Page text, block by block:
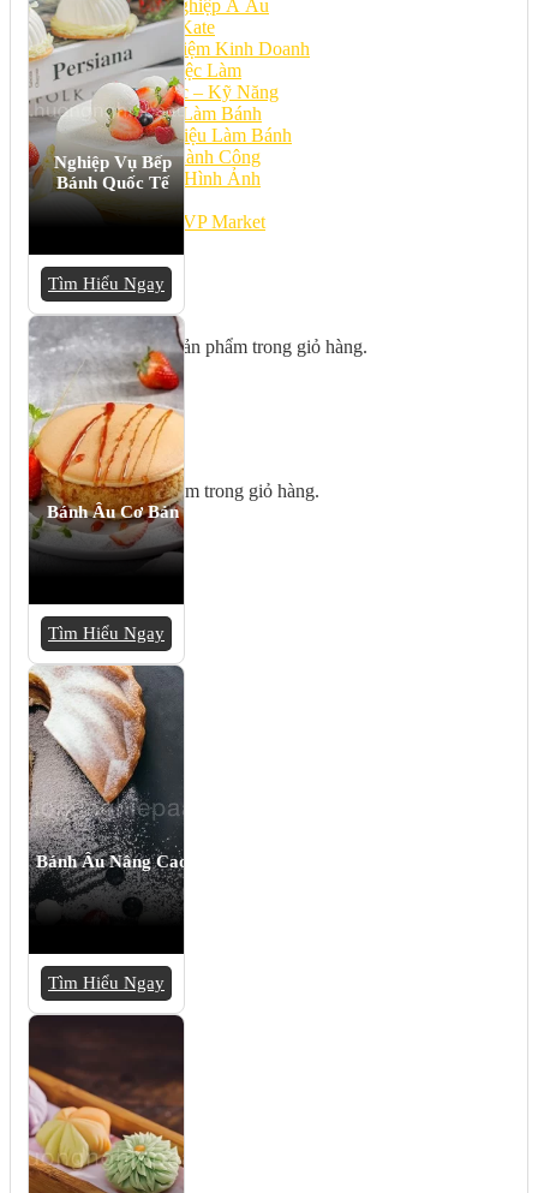
Hướng Nghiệp Á Âu
Bếp Nhà Kate
Kinh Nghiệm Kinh Doanh
Cơ Hội Việc Làm
Kiến Thức – Kỹ Năng
Dụng Cụ Làm Bánh
Nguyên Liệu Làm Bánh
Gương Thành Công
Thư Viện Hình Ảnh
Hỏi Đáp
Siêu thị ĐVP Market
Chưa có sản phẩm trong giỏ hàng.
Giỏ hàng
Chưa có sản phẩm trong giỏ hàng.
Nghiệp Vụ Bếp
Bánh Quốc Tế
Tìm Hiểu Ngay
Bánh Âu Cơ Bản
Tìm Hiểu Ngay
Bánh Âu Nâng Cao
Tìm Hiểu Ngay